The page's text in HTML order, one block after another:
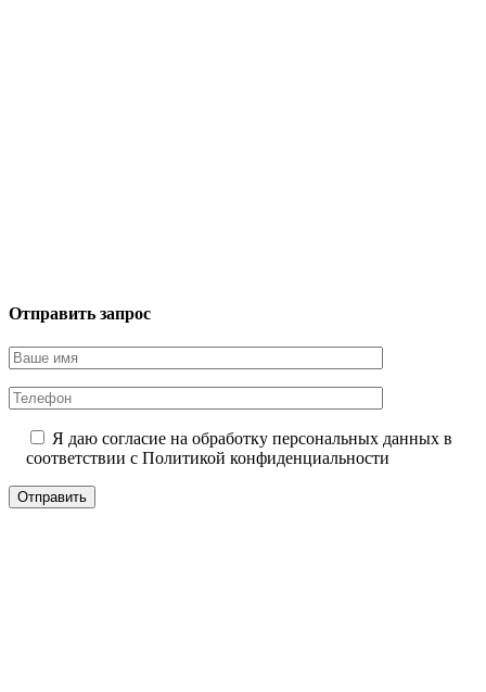
Отправить запрос
Я даю согласие на обработку персональных данных в
соответствии с Политикой конфиденциальности